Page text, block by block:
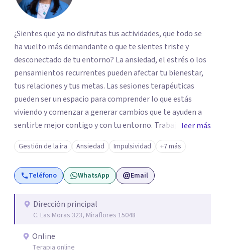
¿Sientes que ya no disfrutas tus actividades, que todo se
ha vuelto más demandante o que te sientes triste y
desconectado de tu entorno? La ansiedad, el estrés o los
pensamientos recurrentes pueden afectar tu bienestar,
tus relaciones y tus metas. Las sesiones terapéuticas
pueden ser un espacio para comprender lo que estás
viviendo y comenzar a generar cambios que te ayuden a
sentirte mejor contigo y con tu entorno. Trabajo desde
un enfoque integrador con técnicas Cognitivo-
Conductuales, Arteterapia Gestalt y Terapia de Familia y
Pareja, adaptando cada proceso a tus necesidades.
Acompaño a adultos que atraviesan ansiedad, depresión,
motivación y otras situaciones que interfieren en su vida
personal, familiar, laboral o social. Si deseas iniciar este
leer más
Gestión de la ira Ansiedad Impulsividad +7 más
Teléfono WhatsApp Email
Dirección principal
C. Las Moras 323, Miraflores 15048
Online
Terapia online